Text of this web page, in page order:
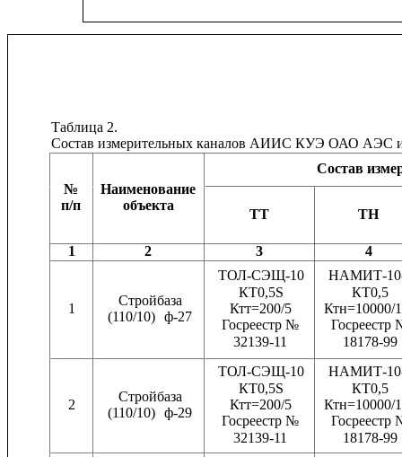
Состав
1
Стройбаза
(110/10) ф-27
ТОЛ-СЭЩ-10
КТ0,5S
Ктт=200/5
Госреестр №
32139-11
НАМИТ-
КТ0,5
Ктн=10000/
Госреестр
18178-99
2
Стройбаза
(110/10) ф-29
ТОЛ-СЭЩ-10
КТ0,5S
Ктт=200/5
Госреестр №
32139-11
НАМИТ-
КТ0,5
Ктн=10000/
Госреестр
18178-99
Таблица 2.
Состав измерительных каналов АИИС КУЭ ОАО АЭС и
№
Наименование
п/п
объекта
ТТ ТН
1 2 3 4